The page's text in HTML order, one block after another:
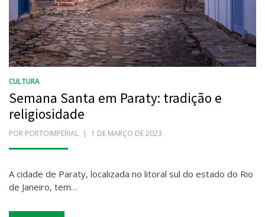
CULTURA
Semana Santa em Paraty: tradição e
religiosidade
POR PORTOIMPERIAL
POSTADO
1 DE MARÇO DE 2023
A cidade de Paraty, localizada no litoral sul do estado do Rio
de Janeiro, tem…